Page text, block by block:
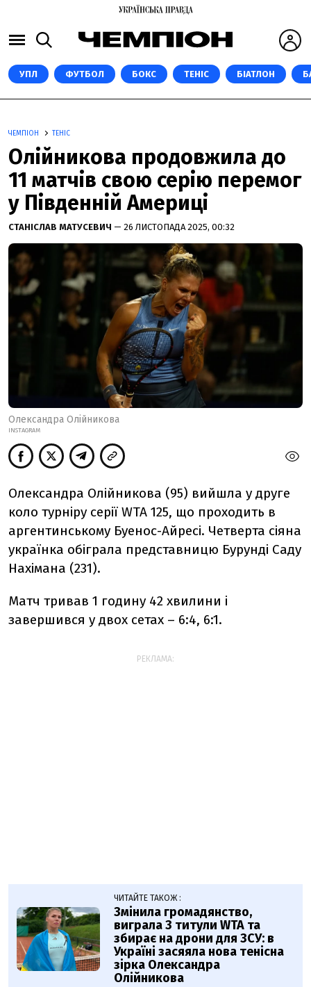
УПЛ ФУТБОЛ БОКС ТЕНІС БІАТЛОН
ЧЕМПІОН ТЕНІС
Олійникова продовжила до
11 матчів свою серію перемог
у Південній Америці
СТАНІСЛАВ МАТУСЕВИЧ — 26 ЛИСТОПАДА 2025, 00:32
Олександра Олійникова
INSTAGRAM
Олександра Олійникова (95) вийшла у друге
коло турніру серії WTA 125, що проходить в
аргентинському Буенос-Айресі. Четверта сіяна
українка обіграла представницю Бурунді Саду
Нахімана (231).
Матч тривав 1 годину 42 хвилини і
завершився у двох сетах – 6:4, 6:1.
РЕКЛАМА:
ЧИТАЙТЕ ТАКОЖ :
Змінила громадянство,
виграла 3 титули WTA та
збирає на дрони для ЗСУ: в
Україні засяяла нова тенісна
зірка Олександра
Олійникова